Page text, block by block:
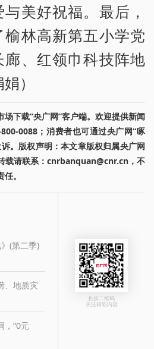
美好祝福。最后，
林高新第五小学党
、红领巾科技阵地
）
下载“央广网”客户端。欢迎提供新闻
0088；消费者也可通过央广网“啄
。版权声明：本文章版权归属央广网
载请联系：cnrbanquan@cnr.cn，不
。
(第二季)
、地质灾
，“0元
长按二维码
关注精彩内容